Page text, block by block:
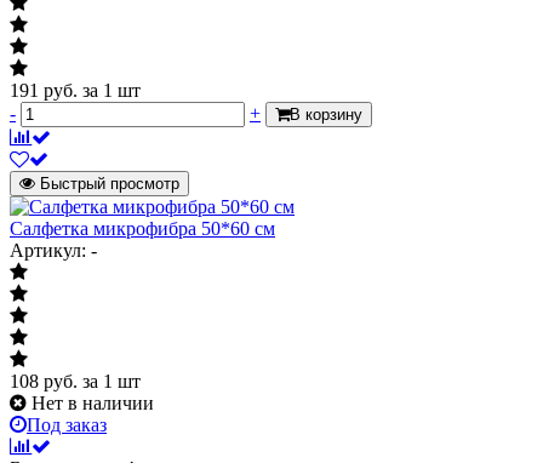
191 руб. за 1 шт
-
+ В корзину
Быстрый просмотр
Салфетка микрофибра 50*60 см
Артикул: -
108 руб. за 1 шт
Нет в наличии
Под заказ